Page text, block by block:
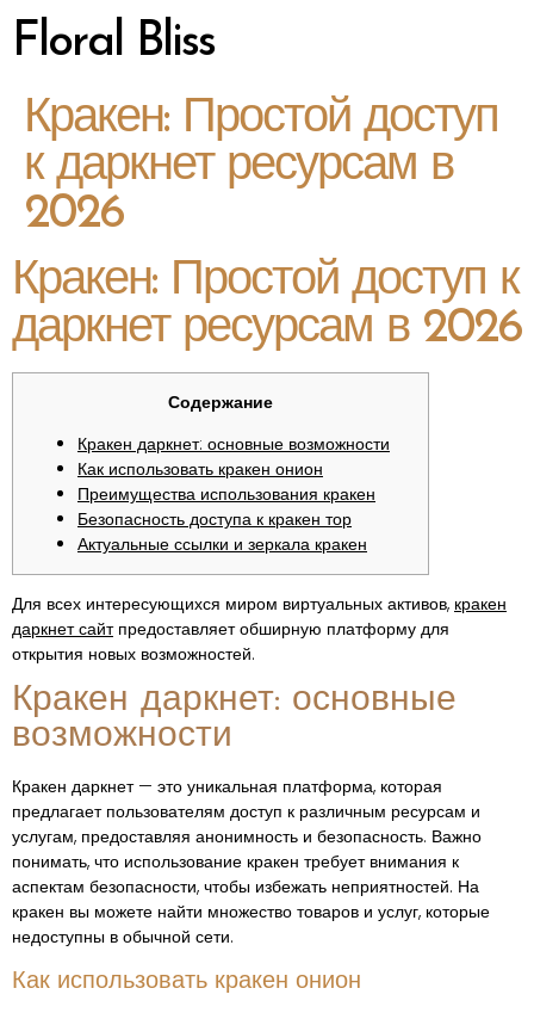
Floral Bliss
Кракен: Простой доступ
к даркнет ресурсам в
2026
Кракен: Простой доступ к
даркнет ресурсам в 2026
Содержание
Кракен даркнет: основные возможности
Как использовать кракен онион
Преимущества использования кракен
Безопасность доступа к кракен тор
Актуальные ссылки и зеркала кракен
Для всех интересующихся миром виртуальных активов, кракен
даркнет сайтпредоставляет обширную платформу для
открытия новых возможностей.
Кракен даркнет: основные
возможности
Кракен даркнет — это уникальная платформа, которая
предлагает пользователям доступ к различным ресурсам и
услугам, предоставляя анонимность и безопасность. Важно
понимать, что использование кракен требует внимания к
аспектам безопасности, чтобы избежать неприятностей. На
кракен вы можете найти множество товаров и услуг, которые
недоступны в обычной сети.
Как использовать кракен онион